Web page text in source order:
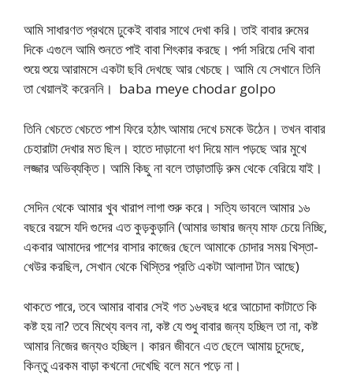
আমি সাধারণত প্রথমে ঢুকেই বাবার সাথে দেখা করি। তাই বাবার রুমের
দিকে এগুলে আমি শুনতে পাই বাবা শিৎকার করছে। পর্দা সরিয়ে দেখি বাবা
শুয়ে শুয়ে আরামসে একটা ছবি দেখছে আর খেচছে। আমি যে সেখানে তিনি
তা খেয়ালই করেননি। baba meye chodar golpo
তিনি খেচতে খেচতে পাশ ফিরে হঠাৎ আমায় দেখে চমকে উঠেন। তখন বাবার
চেহারাটা দেখার মত ছিল। হাতে দাড়ানো ধণ দিয়ে মাল পড়ছে আর মুখে
লজ্জার অভিব্যক্তি। আমি কিছু না বলে তাড়াতাড়ি রুম থেকে বেরিয়ে যাই।
সেদিন থেকে আমার খুব খারাপ লাগা শুরু করে। সত্যি ভাবলে আমার ১৬
বছরে বয়সে যদি গুদের এত কুড়কুড়ানি (আমার ভাষার জন্য মাফ চেয়ে নিচ্ছি,
একবার আমাদের পাশের বাসার কাজের ছেলে আমাকে চোদার সময় খিস্তা-
খেউর করছিল, সেখান থেকে খিস্তির প্রতি একটা আলাদা টান আছে)
থাকতে পারে, তবে আমার বাবার সেই গত ১৬বছর ধরে আচোদা কাটাতে কি
কষ্ট হয় না? তবে মিথ্যে বলব না, কষ্ট যে শুধু বাবার জন্য হচ্ছিল তা না, কষ্ট
আমার নিজের জন্যও হচ্ছিল। কারন জীবনে এত ছেলে আমায় চুদেছে,
কিন্তু এরকম বাড়া কখনো দেখেছি বলে মনে পড়ে না।